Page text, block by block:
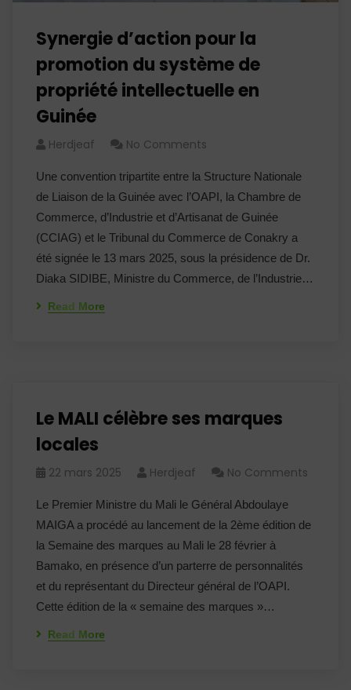
Synergie d’action pour la
promotion du système de
propriété intellectuelle en
Guinée
Herdjeaf No Comments
Une convention tripartite entre la Structure Nationale
de Liaison de la Guinée avec l’OAPI, la Chambre de
Commerce, d’Industrie et d’Artisanat de Guinée
(CCIAG) et le Tribunal du Commerce de Conakry a
été signée le 13 mars 2025, sous la présidence de Dr.
Diaka SIDIBE, Ministre du Commerce, de l’Industrie…
Read More
Le MALI célèbre ses marques
locales
22 mars 2025 Herdjeaf No Comments
Le Premier Ministre du Mali le Général Abdoulaye
MAIGA a procédé au lancement de la 2ème édition de
la Semaine des marques au Mali le 28 février à
Bamako, en présence d’un parterre de personnalités
et du représentant du Directeur général de l’OAPI.
Cette édition de la « semaine des marques »…
Read More